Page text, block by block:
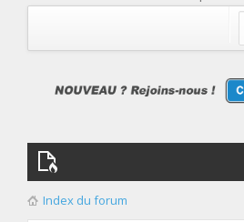
Qui sommes nous
Les membres
Index du forum